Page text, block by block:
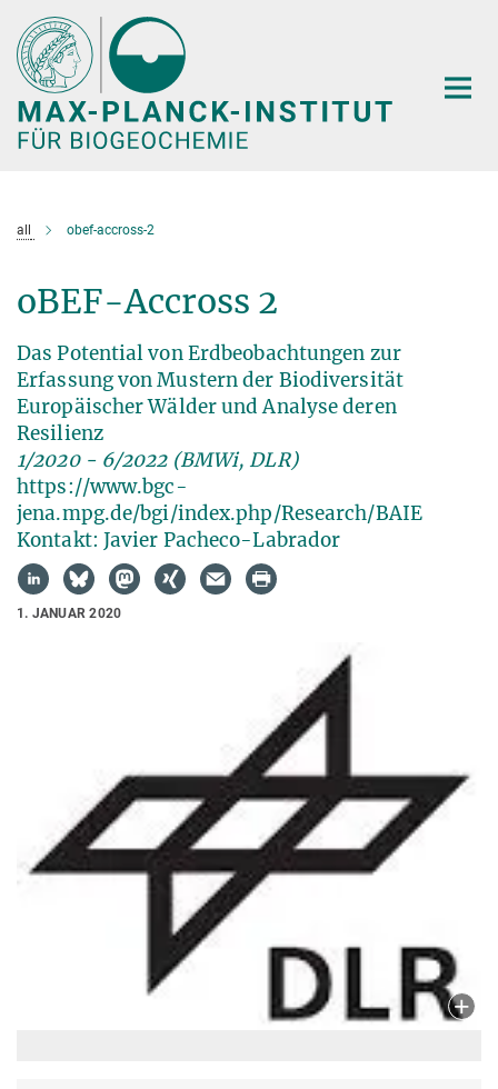
Hauptinhalt
all obef-accross-2
oBEF-Accross 2
Das Potential von Erdbeobachtungen zur
Erfassung von Mustern der Biodiversität
Europäischer Wälder und Analyse deren
Resilienz
1/2020 - 6/2022 (BMWi, DLR)
https://www.bgc-
jena.mpg.de/bgi/index.php/Research/BAIE
Kontakt: Javier Pacheco-Labrador
1. JANUAR 2020